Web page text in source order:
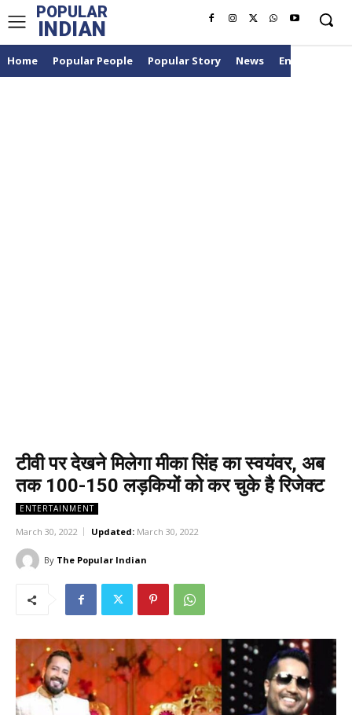
POPULAR
INDIAN
Home Popular People Popular Story News
टीवी पर देखने मिलेगा मीका सिंह का स्वयंवर, अब
तक 100-150 लड़कियों को कर चुके है रिजेक्ट
ENTERTAINMENT
March 30, 2022 Updated: March 30, 2022
By The Popular Indian